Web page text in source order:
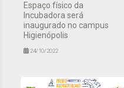
Espaço físico da
Incubadora será
inaugurado no campus
Higienópolis
24/10/2022